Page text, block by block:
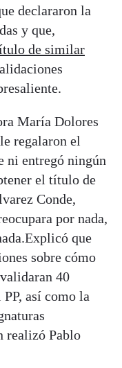
declararon la
y que,
de similar
María Dolores
regalaron el
ni entregó ningún
el título de
Conde,
por nada,
que
sobre cómo
40
así como la
realizó Pablo